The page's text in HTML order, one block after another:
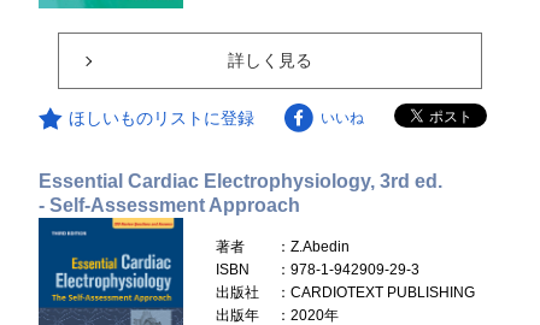
詳しく見る
ほしいものリストに登録 いいね
Essential Cardiac Electrophysiology, 3rd ed.
- Self-Assessment Approach
著者
：Z.Abedin
ISBN
：978-1-942909-29-3
出版社
：CARDIOTEXT PUBLISHING
出版年
：2020年